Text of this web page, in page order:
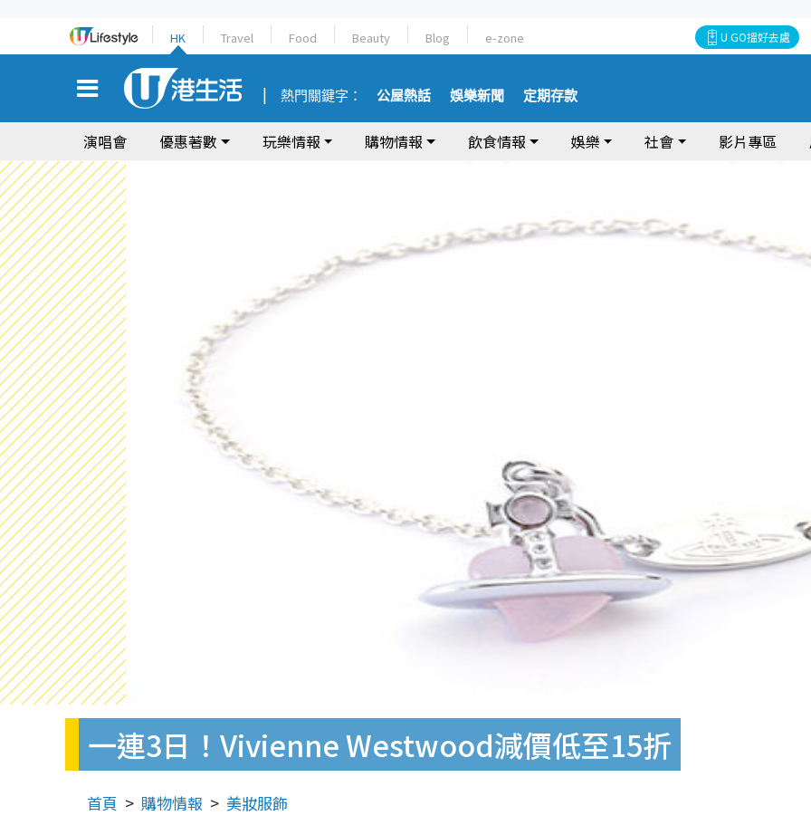
HK Travel Food Beauty Blog e-zone U GO搵好去處
熱門關鍵字： 公屋熱話 娛樂新聞 定期存款
演唱會 優惠著數 玩樂情報 購物情報 飲食情報 娛樂 社會 影片專區
一連3日！Vivienne Westwood減價低至15折
首頁 購物情報 美妝服飾